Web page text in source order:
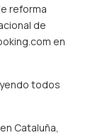
reforma
de
en
todos
Cataluña,